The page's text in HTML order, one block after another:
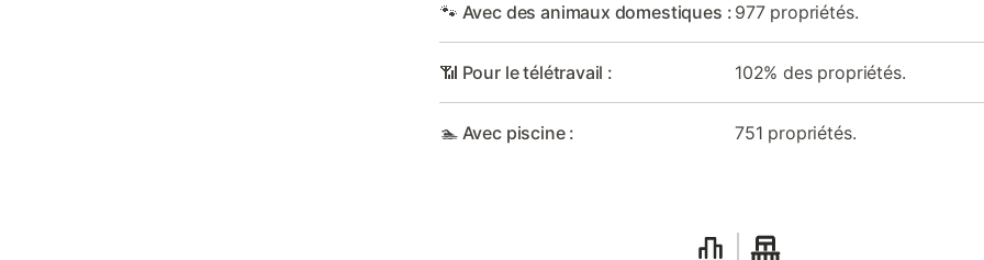
🐾 Avec des animaux domestiques : 977 propriétés.
📶 Pour le télétravail : 102% des propriétés.
🏊 Avec piscine : 751 propriétés.